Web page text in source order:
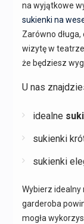
na wyjątkowe
sukienki na
Zarówno
wizytę w
że będziesz
U nas
idealne
sukienki
sukienki
Wybierz idealny
garderoba
mogła